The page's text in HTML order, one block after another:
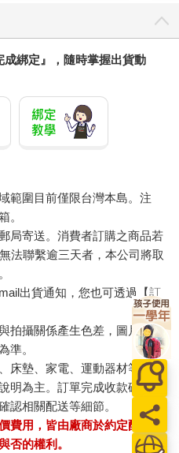
綁定』，隨時掌握出貨動
範圍目前僅限台灣本島。注
。
局寄送。消費者訂購之商品若
法聯繫逾三天者，本公司將取
出貨通知，您也可透過【訂
拍攝關係產生色差，圖片僅供
準。
床墊、家電、運動器材等）及
明為主。訂單完成收款確認
認相關配送等細節。
費用，皆由廠商於約定配送時
否的權利。